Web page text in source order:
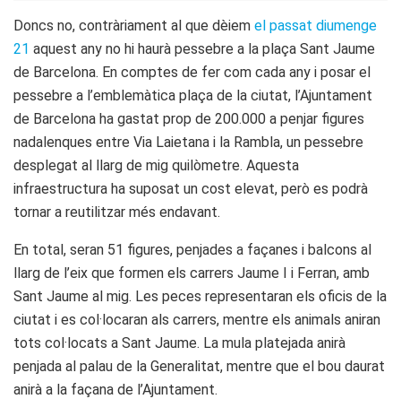
Doncs no, contràriament al que dèiem el passat diumenge
21 aquest any no hi haurà pessebre a la plaça Sant Jaume
de Barcelona. En comptes de fer com cada any i posar el
pessebre a l’emblemàtica plaça de la ciutat, l’Ajuntament
de Barcelona ha gastat prop de 200.000 a penjar figures
nadalenques entre Via Laietana i la Rambla, un pessebre
desplegat al llarg de mig quilòmetre. Aquesta
infraestructura ha suposat un cost elevat, però es podrà
tornar a reutilitzar més endavant.
En total, seran 51 figures, penjades a façanes i balcons al
llarg de l’eix que formen els carrers Jaume I i Ferran, amb
Sant Jaume al mig. Les peces representaran els oficis de la
ciutat i es col·locaran als carrers, mentre els animals aniran
tots col·locats a Sant Jaume. La mula platejada anirà
penjada al palau de la Generalitat, mentre que el bou daurat
anirà a la façana de l’Ajuntament.